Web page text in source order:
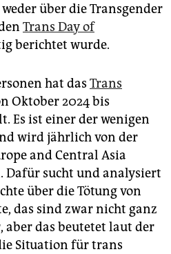
über die Transgender
Trans Day of
berichtet wurde.
hat das Trans
Oktober 2024 bis
Es ist einer der wenigen
wird jährlich von der
and Central Asia
Dafür sucht und analysiert
über die Tötung von
das sind zwar nicht ganz
aber das beutetet laut der
Situation für trans